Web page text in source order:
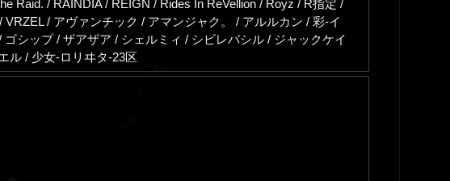
Raid. / RAINDIA / REIGN / Rides In ReVellion / Royz / R指定 /
/ アヴァンチック / アマンジャク。 / アルルカン / 彩-イ
シップ / ザアザア / シェルミィ / シビレバシル / ジャックケイ
ル / 少女-ロリヰタ-23区